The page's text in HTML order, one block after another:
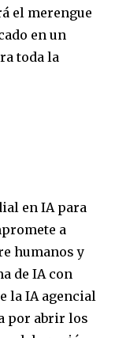
el merengue
en un
toda la
en IA para
a
humanos y
de IA con
la IA agencial
por abrir los